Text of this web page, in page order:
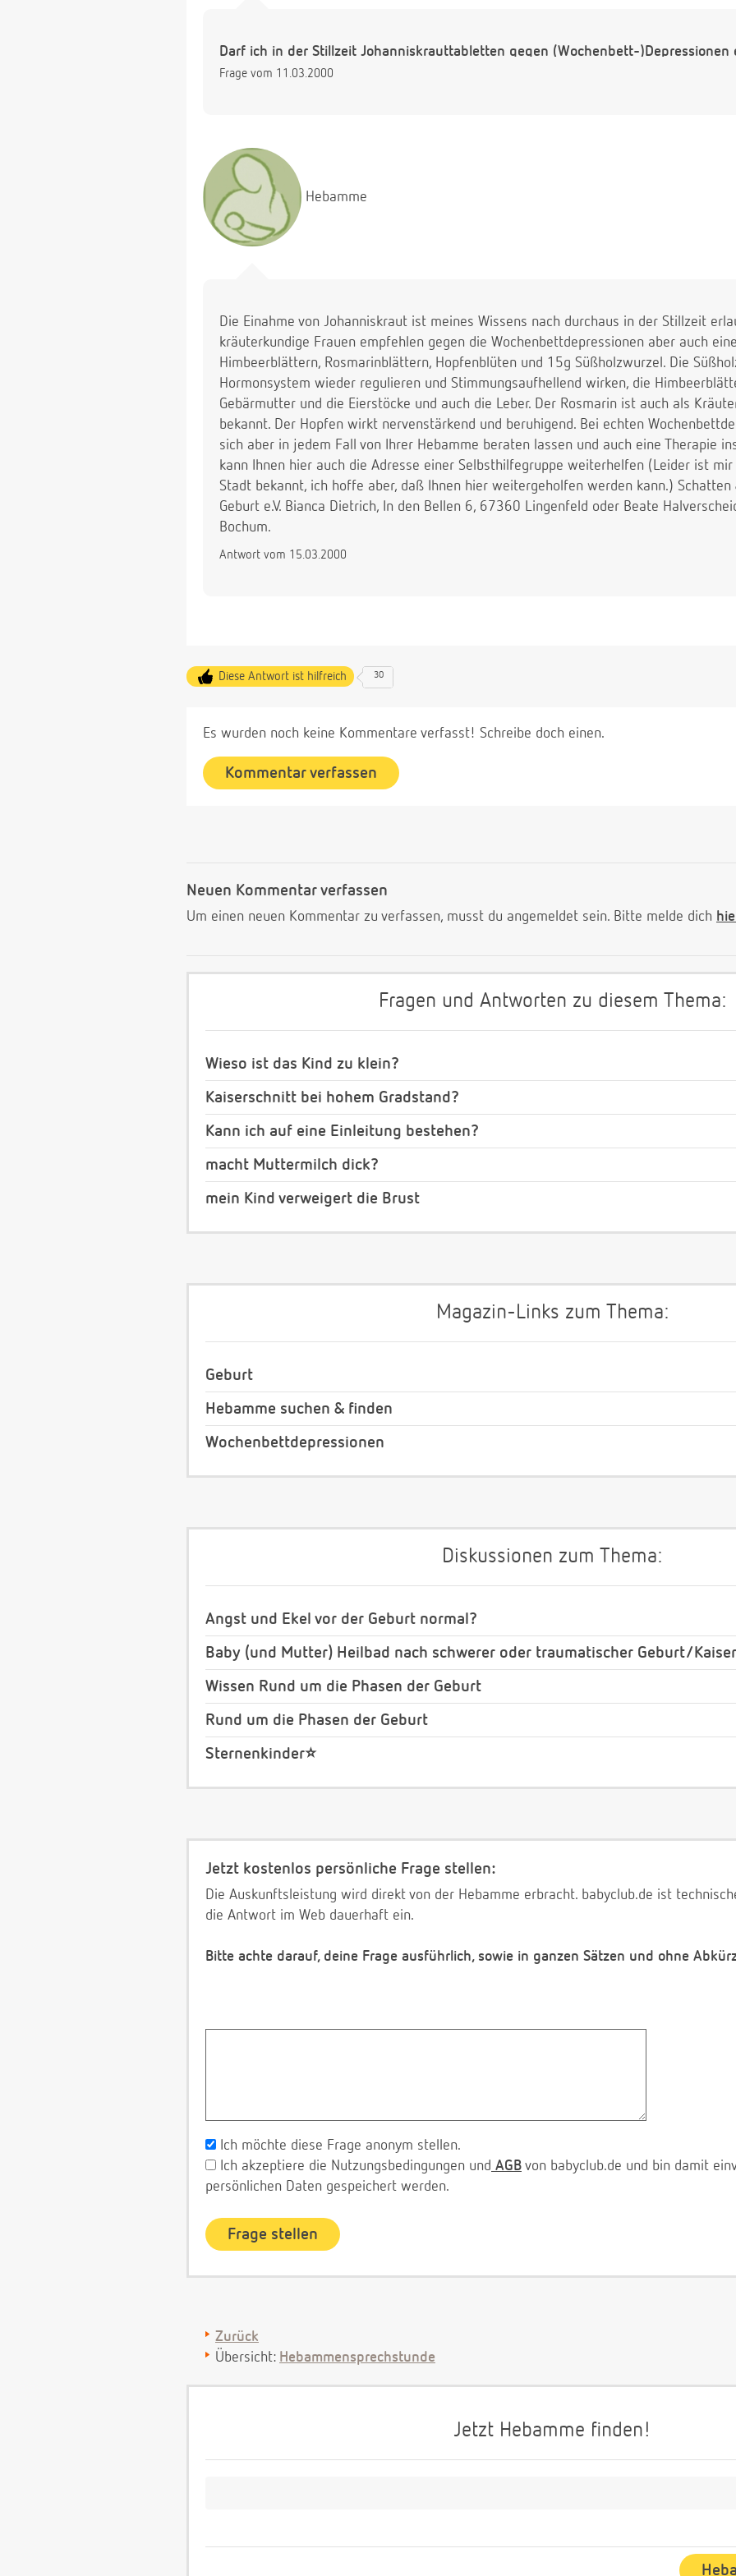
Darf ich in der Stillzeit Johanniskrauttabletten gegen (Wochenbett-)Depressionen
Frage vom 11.03.2000
Hebamme
Die Einahme von Johanniskraut ist meines Wissens nach durchaus in der Stillzeit
kräuterkundige Frauen empfehlen gegen die Wochenbettdepressionen aber auch
Himbeerblättern, Rosmarinblättern, Hopfenblüten und 15g Süßholzwurzel. Die
Hormonsystem wieder regulieren und Stimmungsaufhellend wirken, die
Gebärmutter und die Eierstöcke und auch die Leber. Der Rosmarin ist auch als
bekannt. Der Hopfen wirkt nervenstärkend und beruhigend. Bei echten
sich aber in jedem Fall von Ihrer Hebamme beraten lassen und auch eine Therapie
kann Ihnen hier auch die Adresse einer Selbsthilfegruppe weiterhelfen (Leider ist
Stadt bekannt, ich hoffe aber, daß Ihnen hier weitergeholfen werden kann.) Schatten
Geburt e.V. Bianca Dietrich, In den Bellen 6, 67360 Lingenfeld oder Beate
Bochum.
Antwort vom 15.03.2000
Diese Antwort ist hilfreich 30
Es wurden noch keine Kommentare verfasst! Schreibe doch einen.
Kommentar verfassen
Neuen Kommentar verfassen
Um einen neuen Kommentar zu verfassen, musst du angemeldet sein. Bitte melde dich
Fragen und Antworten zu diesem Thema:
Wieso ist das Kind zu klein?
Kaiserschnitt bei hohem Gradstand?
Kann ich auf eine Einleitung bestehen?
macht Muttermilch dick?
mein Kind verweigert die Brust
Magazin-Links zum Thema:
Geburt
Hebamme suchen & finden
Wochenbettdepressionen
Diskussionen zum Thema:
Angst und Ekel vor der Geburt normal?
Baby (und Mutter) Heilbad nach schwerer oder traumatischer Geburt/
Wissen Rund um die Phasen der Geburt
Rund um die Phasen der Geburt
Sternenkinder⭐️
Jetzt kostenlos persönliche Frage stellen:
Die Auskunftsleistung wird direkt von der Hebamme erbracht. babyclub.de ist
die Antwort im Web dauerhaft ein.
Bitte achte darauf, deine Frage ausführlich, sowie in ganzen Sätzen und ohne
Ich möchte diese Frage anonym stellen.
Ich akzeptiere die Nutzungsbedingungen und AGB von babyclub.de und bin damit
persönlichen Daten gespeichert werden.
Zurück
Übersicht: Hebammensprechstunde
Jetzt Hebamme finden!